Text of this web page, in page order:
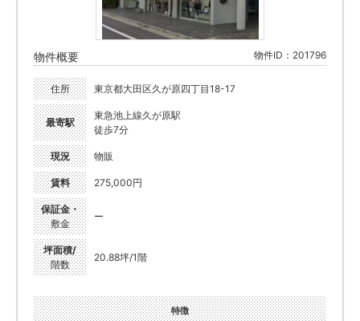
物件概要 物件ID：201796
住所 東京都大田区久が原四丁目18-17
最寄駅
東急池上線久が原駅
徒歩7分
現況 物販
賃料 275,000円
保証金・
敷金
ー
坪面積/
階数
20.88坪/1階
特徴